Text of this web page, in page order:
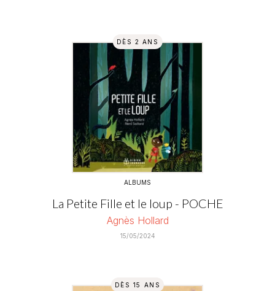
DÈS 2 ANS
ALBUMS
La Petite Fille et le loup - POCHE
Agnès Hollard
15/05/2024
DÈS 15 ANS